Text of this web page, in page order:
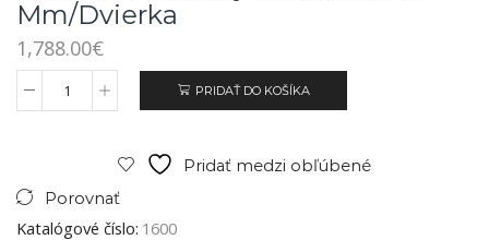
Mm/dvierka
1,788.00€
PRIDAŤ DO KOŠÍKA
Pridať medzi obľúbené
Porovnať
Katalógové číslo: 1600